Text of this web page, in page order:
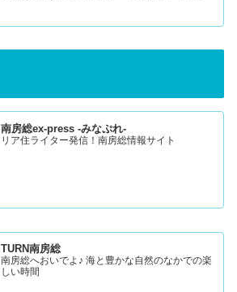
南房総ex-press -みなぷれ-
リア住ライター発信！南房総情報サイト
TURN南房総
南房総へおいでよ♪ 海と豊かな自然のなかでの楽
しい時間